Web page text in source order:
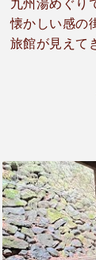
九州湯めぐり
懐かしい感の
旅館が見えて
がら戸を開け
将さんが体調
るそうです。
も多いそうで
と満足の湯で
す。